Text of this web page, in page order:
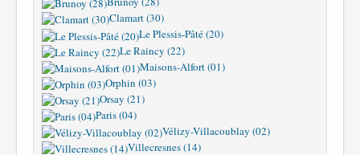
Clamart (30)
Le Plessis-Pâté (20)
Le Raincy (22)
Maisons-Alfort (01)
Orphin (03)
Orsay (21)
Paris (04)
Vélizy-Villacoublay (02)
Villecresnes (14)